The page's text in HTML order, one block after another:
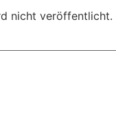
nicht veröffentlicht.